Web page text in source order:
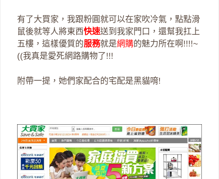
有了大買家，我跟粉圓就可以在家吹冷氣，點點滑
鼠後就等人將東西快速送到我家門口，還幫我扛上
五樓，這樣優質的服務就是網購的魅力所在啊!!!!~
((我真是愛死網路購物了!!!
附帶一提，她們家配合的宅配是黑貓唷!